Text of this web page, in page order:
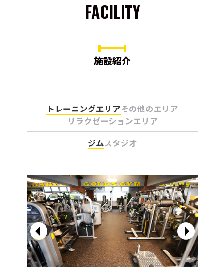
FACILITY
施設紹介
トレーニングエリアその他のエリア
リラクゼーションエリア
ジムスタジオ